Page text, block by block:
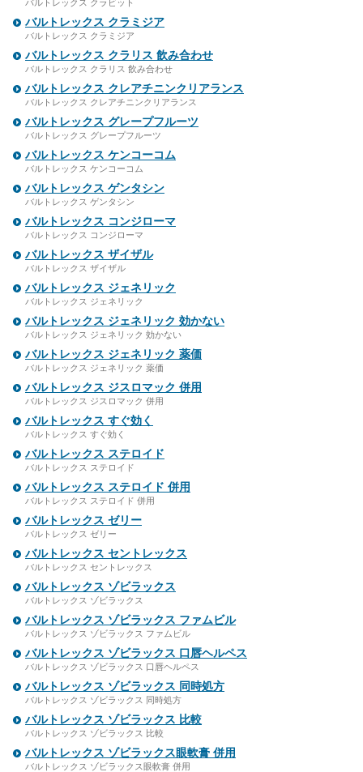
バルトレックス クラビット
バルトレックス クラミジア
バルトレックス クラミジア
バルトレックス クラリス 飲み合わせ
バルトレックス クラリス 飲み合わせ
バルトレックス クレアチニンクリアランス
バルトレックス クレアチニンクリアランス
バルトレックス グレープフルーツ
バルトレックス グレープフルーツ
バルトレックス ケンコーコム
バルトレックス ケンコーコム
バルトレックス ゲンタシン
バルトレックス ゲンタシン
バルトレックス コンジローマ
バルトレックス コンジローマ
バルトレックス ザイザル
バルトレックス ザイザル
バルトレックス ジェネリック
バルトレックス ジェネリック
バルトレックス ジェネリック 効かない
バルトレックス ジェネリック 効かない
バルトレックス ジェネリック 薬価
バルトレックス ジェネリック 薬価
バルトレックス ジスロマック 併用
バルトレックス ジスロマック 併用
バルトレックス すぐ効く
バルトレックス すぐ効く
バルトレックス ステロイド
バルトレックス ステロイド
バルトレックス ステロイド 併用
バルトレックス ステロイド 併用
バルトレックス ゼリー
バルトレックス ゼリー
バルトレックス セントレックス
バルトレックス セントレックス
バルトレックス ゾビラックス
バルトレックス ゾビラックス
バルトレックス ゾビラックス ファムビル
バルトレックス ゾビラックス ファムビル
バルトレックス ゾビラックス 口唇ヘルペス
バルトレックス ゾビラックス 口唇ヘルペス
バルトレックス ゾビラックス 同時処方
バルトレックス ゾビラックス 同時処方
バルトレックス ゾビラックス 比較
バルトレックス ゾビラックス 比較
バルトレックス ゾビラックス眼軟膏 併用
バルトレックス ゾビラックス眼軟膏 併用